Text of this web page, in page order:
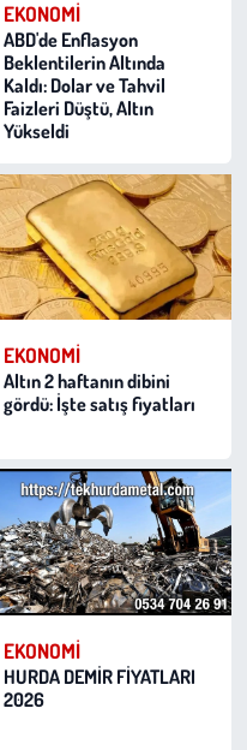
EKONOMI
ABD'de Enflasyon
Beklentilerin Altında
Kaldı: Dolar ve Tahvil
Faizleri Düştü, Altın
Yükseldi
EKONOMI
Altın 2 haftanın dibini
gördü: İşte satış fiyatları
EKONOMI
HURDA DEMİR FİYATLARI
2026